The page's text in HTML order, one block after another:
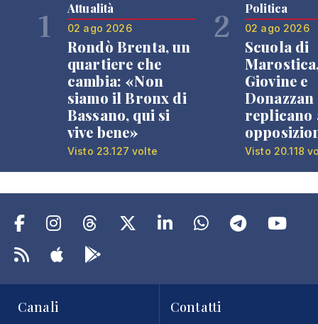
1 Attualità
02 ago 2026
Rondò Brenta, un
quartiere che
cambia: «Non
siamo il Bronx di
Bassano, qui si
vive bene»
Visto 23.127 volte
2 Politica
02 ago 2026
Scuola di
Giovine e
Donazzan
replicano
Visto 20.118
Canali Contatti